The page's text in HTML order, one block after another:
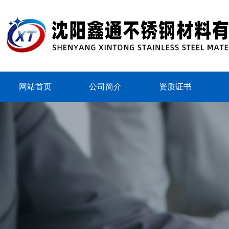
网站首页 公司简介 资质证书